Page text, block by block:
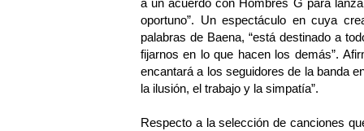
a un acuerdo con Hombres G para
oportuno”. Un espectáculo en cuya
palabras de Baena, “está destinado a
fijarnos en lo que hacen los demás”.
encantará a los seguidores de la banda
la ilusión, el trabajo y la simpatía”.
Respecto a la selección de canciones